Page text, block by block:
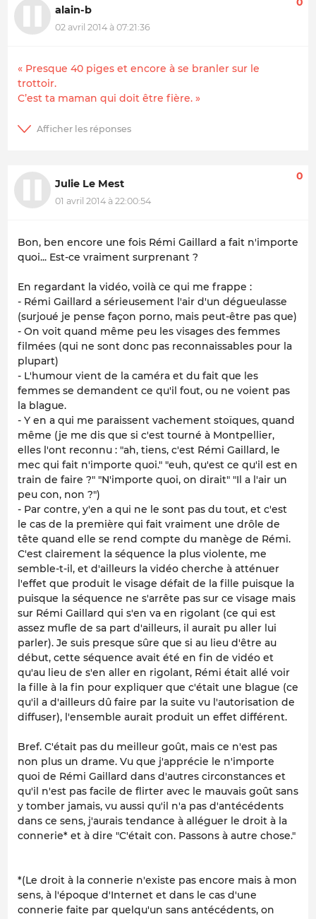
alain-b
02 avril 2014 à 07:21:36
« Presque 40 piges et encore à se branler sur le
trottoir.
C’est ta maman qui doit être fière. »
Julie Le Mest
01 avril 2014 à 22:00:54
0
Bon, ben encore une fois Rémi Gaillard a fait n'importe
quoi... Est-ce vraiment surprenant ?
En regardant la vidéo, voilà ce qui me frappe :
- Rémi Gaillard a sérieusement l'air d'un dégueulasse
(surjoué je pense façon porno, mais peut-être pas que)
- On voit quand même peu les visages des femmes
filmées (qui ne sont donc pas reconnaissables pour la
plupart)
- L'humour vient de la caméra et du fait que les
femmes se demandent ce qu'il fout, ou ne voient pas
la blague.
- Y en a qui me paraissent vachement stoïques, quand
même (je me dis que si c'est tourné à Montpellier,
elles l'ont reconnu : "ah, tiens, c'est Rémi Gaillard, le
mec qui fait n'importe quoi." "euh, qu'est ce qu'il est en
train de faire ?" "N'importe quoi, on dirait" "Il a l'air un
peu con, non ?")
- Par contre, y'en a qui ne le sont pas du tout, et c'est
le cas de la première qui fait vraiment une drôle de
tête quand elle se rend compte du manège de Rémi.
C'est clairement la séquence la plus violente, me
semble-t-il, et d'ailleurs la vidéo cherche à atténuer
l'effet que produit le visage défait de la fille puisque la
puisque la séquence ne s'arrête pas sur ce visage mais
sur Rémi Gaillard qui s'en va en rigolant (ce qui est
assez mufle de sa part d'ailleurs, il aurait pu aller lui
parler). Je suis presque sûre que si au lieu d'être au
début, cette séquence avait été en fin de vidéo et
qu'au lieu de s'en aller en rigolant, Rémi était allé voir
la fille à la fin pour expliquer que c'était une blague (ce
qu'il a d'ailleurs dû faire par la suite vu l'autorisation de
diffuser), l'ensemble aurait produit un effet différent.
Bref. C'était pas du meilleur goût, mais ce n'est pas
non plus un drame. Vu que j'apprécie le n'importe
quoi de Rémi Gaillard dans d'autres circonstances et
qu'il n'est pas facile de flirter avec le mauvais goût sans
y tomber jamais, vu aussi qu'il n'a pas d'antécédents
dans ce sens, j'aurais tendance à alléguer le droit à la
connerie* et à dire "C'était con. Passons à autre chose."
*(Le droit à la connerie n'existe pas encore mais à mon
sens, à l'époque d'Internet et dans le cas d'une
connerie faite par quelqu'un sans antécédents, on